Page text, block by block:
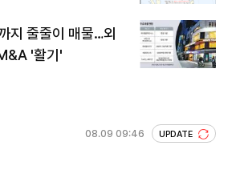
지 줄줄이 매물…외
'활기'
08.09 09:46 UPDATE